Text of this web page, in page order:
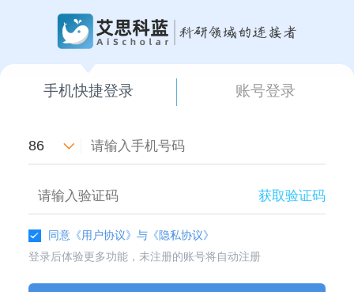
手机快捷登录 账号登录
86
获取验证码
同意 《用户协议》与 《隐私协议》
登录后体验更多功能，未注册的账号将自动注册